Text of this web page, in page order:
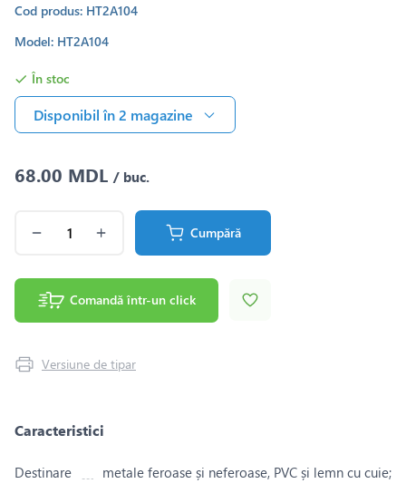
Cod produs: HT2A104
Model: HT2A104
În stoc
Disponibil în 2 magazine
68.00 MDL / buc.
Cumpără
Comandă într-un click
Versiune de tipar
Caracteristici
Destinare
metale feroase și neferoase, PVC și lemn cu cuie;